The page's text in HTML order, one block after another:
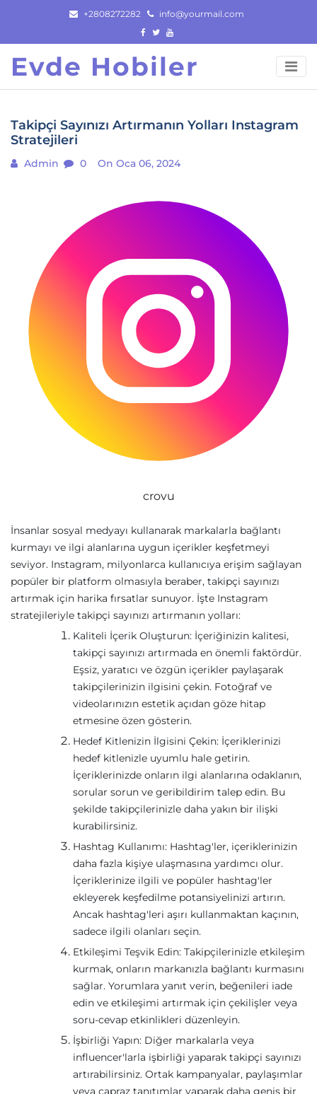
content
+2808272282 info@yourmail.com
Evde Hobiler
Takipçi Sayınızı Artırmanın Yolları Instagram
Stratejileri
Admin 0 On Oca 06, 2024
crovu
İnsanlar sosyal medyayı kullanarak markalarla bağlantı
kurmayı ve ilgi alanlarına uygun içerikler keşfetmeyi
seviyor. Instagram, milyonlarca kullanıcıya erişim sağlayan
popüler bir platform olmasıyla beraber, takipçi sayınızı
artırmak için harika fırsatlar sunuyor. İşte Instagram
stratejileriyle takipçi sayınızı artırmanın yolları:
Kaliteli İçerik Oluşturun: İçeriğinizin kalitesi,
takipçi sayınızı artırmada en önemli faktördür.
Eşsiz, yaratıcı ve özgün içerikler paylaşarak
takipçilerinizin ilgisini çekin. Fotoğraf ve
videolarınızın estetik açıdan göze hitap
etmesine özen gösterin.
Hedef Kitlenizin İlgisini Çekin: İçeriklerinizi
hedef kitlenizle uyumlu hale getirin.
İçeriklerinizde onların ilgi alanlarına odaklanın,
sorular sorun ve geribildirim talep edin. Bu
şekilde takipçilerinizle daha yakın bir ilişki
kurabilirsiniz.
Hashtag Kullanımı: Hashtag'ler, içeriklerinizin
daha fazla kişiye ulaşmasına yardımcı olur.
İçeriklerinize ilgili ve popüler hashtag'ler
ekleyerek keşfedilme potansiyelinizi artırın.
Ancak hashtag'leri aşırı kullanmaktan kaçının,
sadece ilgili olanları seçin.
Etkileşimi Teşvik Edin: Takipçilerinizle etkileşim
kurmak, onların markanızla bağlantı kurmasını
sağlar. Yorumlara yanıt verin, beğenileri iade
edin ve etkileşimi artırmak için çekilişler veya
soru-cevap etkinlikleri düzenleyin.
İşbirliği Yapın: Diğer markalarla veya
influencer'larla işbirliği yaparak takipçi sayınızı
artırabilirsiniz. Ortak kampanyalar, paylaşımlar
veya çapraz tanıtımlar yaparak daha geniş bir